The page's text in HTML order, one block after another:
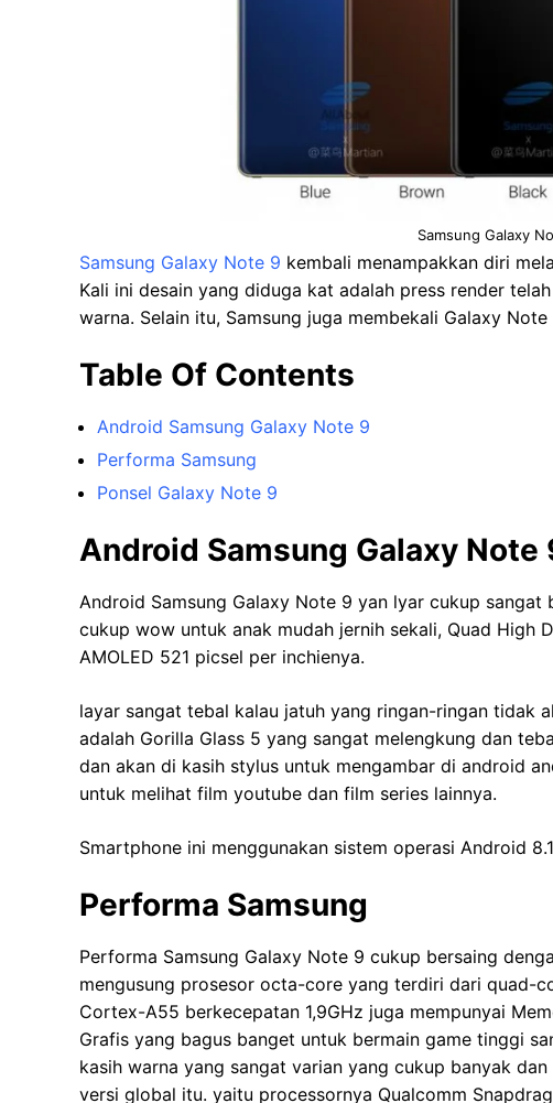
Samsung Galaxy
Samsung Galaxy Note 9 kembali menampakkan diri
Kali ini desain yang diduga kat adalah press render
warna. Selain itu, Samsung juga membekali Galaxy
Table Of Contents
Android Samsung Galaxy Note 9
Performa Samsung
Ponsel Galaxy Note 9
Android Samsung Galaxy Note
Android Samsung Galaxy Note 9 yan lyar cukup
cukup wow untuk anak mudah jernih sekali, Quad
AMOLED 521 picsel per inchienya.
layar sangat tebal kalau jatuh yang ringan-ringan tidak
adalah Gorilla Glass 5 yang sangat melengkung dan
dan akan di kasih stylus untuk mengambar di android
untuk melihat film youtube dan film series lainnya.
Smartphone ini menggunakan sistem operasi Android
Performa Samsung
Performa Samsung Galaxy Note 9 cukup bersaing
mengusung prosesor octa-core yang terdiri dari quad-
Cortex-A55 berkecepatan 1,9GHz juga mempunyai
Grafis yang bagus banget untuk bermain game tinggi
kasih warna yang sangat varian yang cukup banyak
versi global itu. yaitu processornya Qualcomm